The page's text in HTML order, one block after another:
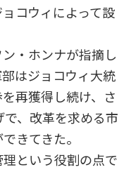
コウィによって設
・ホンナが指摘し
はジョコウィ大統
再獲得し続け、さ
、改革を求める市
きてきた。
理という役割の点で